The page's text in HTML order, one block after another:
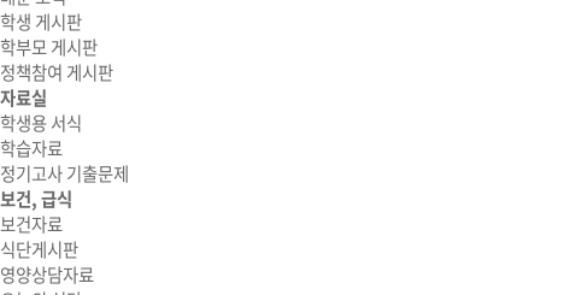
학생 게시판
학부모 게시판
정책참여 게시판
자료실
학생용 서식
학습자료
정기고사 기출문제
보건, 급식
보건자료
식단게시판
영양상담자료